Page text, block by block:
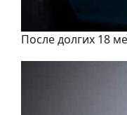
После долгих 18